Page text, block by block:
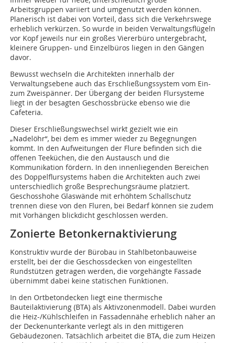
Arbeitsgruppen variiert und umgenutzt werden können.
Planerisch ist dabei von Vorteil, dass sich die Verkehrswege
erheblich verkürzen. So wurde in beiden Verwaltungsflügeln
vor Kopf jeweils nur ein großes Viererbüro untergebracht,
kleinere Gruppen- und Einzelbüros liegen in den Gängen
davor.
Bewusst wechseln die Architekten innerhalb der
Verwaltungsebene auch das Erschließungssystem vom Ein-
zum Zweispänner. Der Übergang der beiden Flursysteme
liegt in der besagten Geschossbrücke ebenso wie die
Cafeteria.
Dieser Erschließungswechsel wirkt gezielt wie ein
„Nadelöhr“, bei dem es immer wieder zu Begegnungen
kommt. In den Aufweitungen der Flure befinden sich die
offenen Teeküchen, die den Austausch und die
Kommunikation fördern. In den innenliegenden Bereichen
des Doppelflursystems haben die Architekten auch zwei
unterschiedlich große Besprechungsräume platziert.
Geschosshohe Glaswände mit erhöhtem Schallschutz
trennen diese von den Fluren, bei Bedarf können sie zudem
mit Vorhängen blickdicht geschlossen werden.
Zonierte Betonkernaktivierung
Konstruktiv wurde der Bürobau in Stahlbetonbauweise
erstellt, bei der die Geschossdecken von eingestellten
Rundstützen getragen werden, die vorgehängte Fassade
übernimmt dabei keine statischen Funktionen.
In den Ortbetondecken liegt eine thermische
Bauteilaktivierung (BTA) als Aktivzonenmodell. Dabei wurden
die Heiz-/Kühlschleifen in Fassadennähe erheblich näher an
der Deckenunterkante verlegt als in den mittigeren
Gebäudezonen. Tatsächlich arbeitet die BTA, die zum Heizen